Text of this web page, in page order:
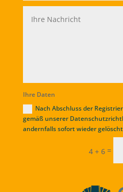
Ihre Daten
Nach Abschluss der
gemäß unserer
andernfalls sofort wieder
4 + 6 =